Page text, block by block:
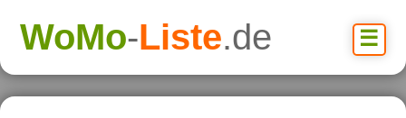
☰
WoMo-Liste.de